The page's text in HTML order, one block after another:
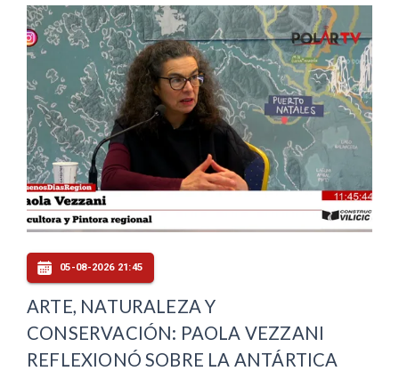
05-08-2026 21:45
ARTE, NATURALEZA Y
CONSERVACIÓN: PAOLA VEZZANI
REFLEXIONÓ SOBRE LA ANTÁRTICA